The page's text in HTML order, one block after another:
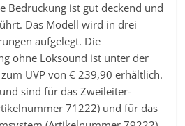
Bedruckung ist gut deckend und
Das Modell wird in drei
aufgelegt. Die
ohne Loksound ist unter der
UVP von € 239,90 erhältlich.
sind für das Zweileiter-
71222) und für das